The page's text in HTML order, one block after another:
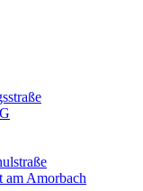
am Amorbach